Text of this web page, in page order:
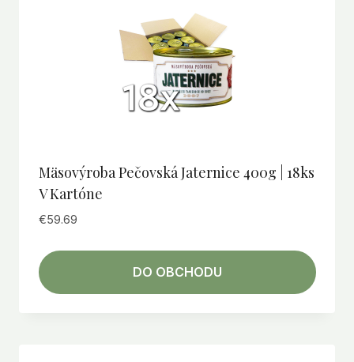
Mäsovýroba Pečovská Jaternice 400g | 18ks
V Kartóne
€59.69
DO OBCHODU